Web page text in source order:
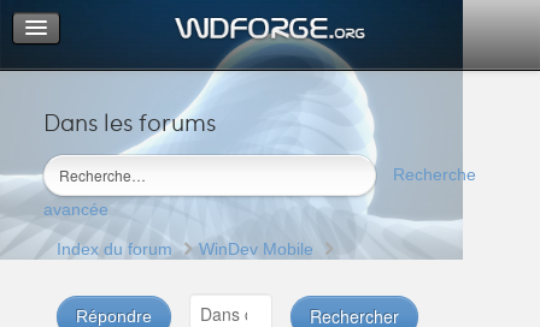
Dans les forums
Recherche
avancée
Portail
Index du forum
M’enregistrer
Connexion
Index du forum WinDev Mobile
Répondre